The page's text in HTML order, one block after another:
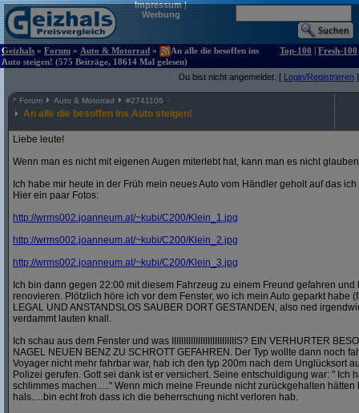
Impressum|
Werbung
Geizhals » Forum » Auto & Motorrad »
An alle die besoffen ins
Auto steigen! (575 Beiträge, 18614 Mal gelesen)
Top-100 | Fresh-100
Du bist nicht angemeldet. [ Login/Registrieren ]
^ Forum Auto & Motorrad #2741106
An alle die besoffen ins Auto steigen!
Liebe leute!
Wenn man es nicht mit eigenen Augen miterlebt hat, kann man es nicht
Ich habe mir heute in der Früh mein neues Auto vom Händler geholt auf das
Hier ein paar Fotos:
http://wrms002.joanneum.at/~kubi/C200/Klein_1.jpg
http://wrms002.joanneum.at/~kubi/C200/Klein_2.jpg
http://wrms002.joanneum.at/~kubi/C200/Klein_3.jpg
Ich bin dann gegen 22:00 mit diesem Fahrzeug zu einem Freund gefahren
renovieren. Plötzlich höre ich vor dem Fenster, wo ich mein Auto geparkt habe
LEGAL UND ANSTANDSLOS SAUBER DORT GESTANDEN, also ned
verdammt lauten knall.
Ich schau aus dem Fenster und was IIIIIIIIIIIIIIIIIIIIIIIIIIIS? EIN VERHURTER
NAGEL NEUEN BENZ ZU SCHROTT GEFAHREN. Der Typ wollte dann noch
Voyager nicht mehr fahrbar war, hab ich den typ 200m nach dem Unglücksort
Polizei gerufen. Gott sei dank ist er versichert. Seine entschuldigung war: " Ich
schlimmes machen....." Wenn mich meine Freunde nicht zurückgehalten
hals.....bin echt froh dass ich die beherrschung nicht verloren hab.